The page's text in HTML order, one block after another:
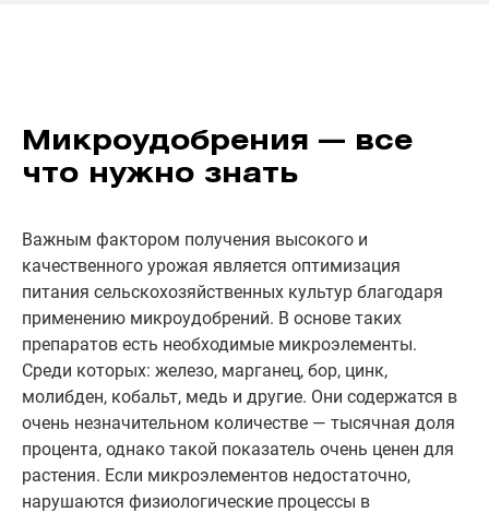
Микроудобрения — все
что нужно знать
Важным фактором получения высокого и
качественного урожая является оптимизация
питания сельскохозяйственных культур благодаря
применению микроудобрений. В основе таких
препаратов есть необходимые микроэлементы.
Среди которых: железо, марганец, бор, цинк,
молибден, кобальт, медь и другие. Они содержатся в
очень незначительном количестве — тысячная доля
процента, однако такой показатель очень ценен для
растения. Если микроэлементов недостаточно,
нарушаются физиологические процессы в